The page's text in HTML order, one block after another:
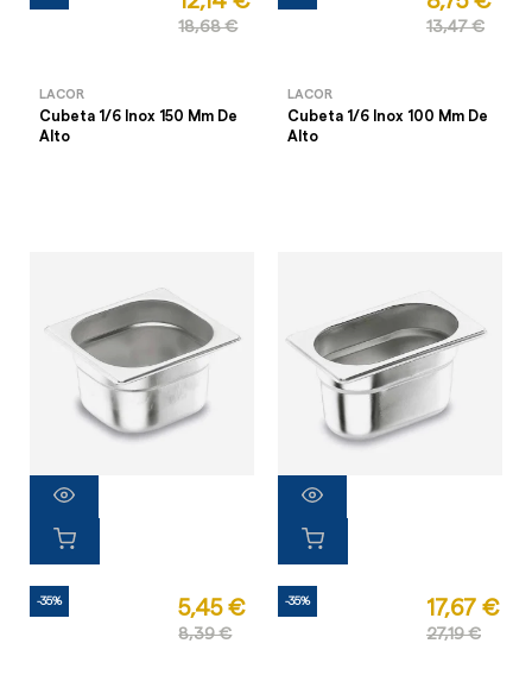
18,68 €
LACOR
Cubeta 1/6 Inox 150 Mm De
Alto
13,47 €
LACOR
Cubeta 1/6 Inox 100 Mm De
Alto
-35% 5,45 €
8,39 €
-35% 17,67 €
27,19 €